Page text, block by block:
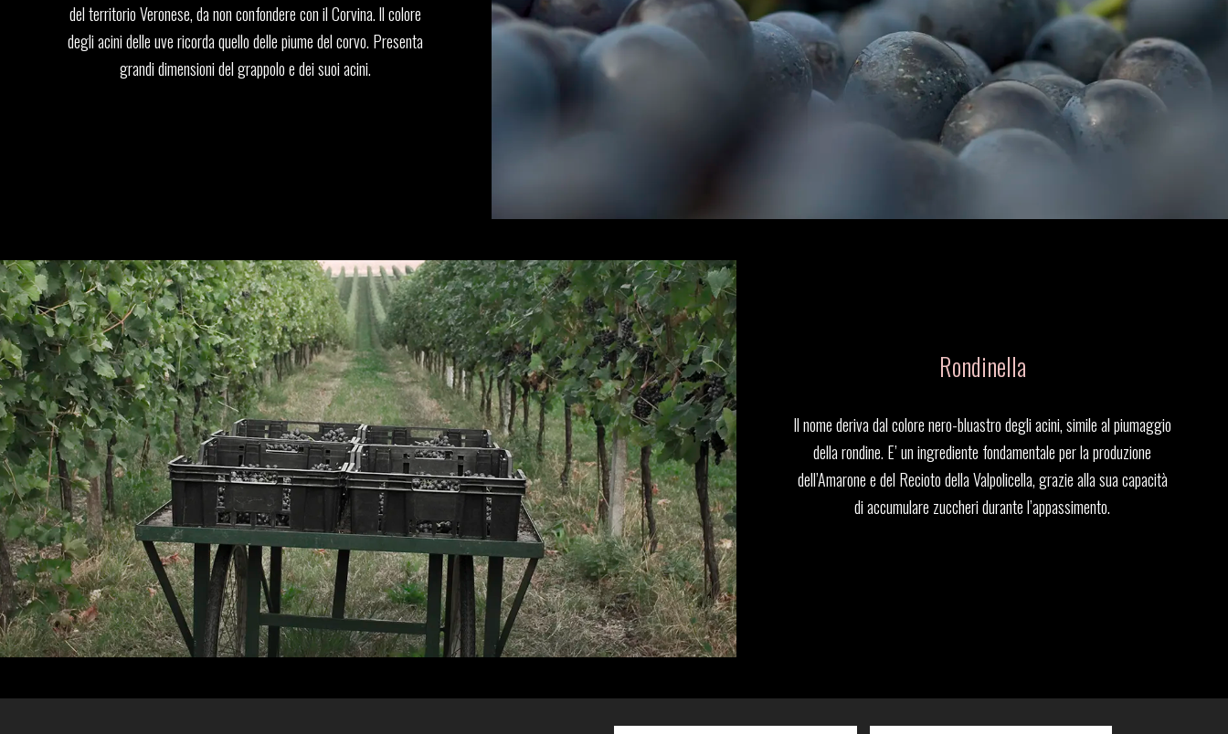
del territorio Veronese, da non confondere con il Corvina. ll colore
degli acini delle uve ricorda quello delle piume del corvo. Presenta
grandi dimensioni del grappolo e dei suoi acini.
Rondinella
Il nome deriva dal colore nero-bluastro degli acini, simile al piumaggio
della rondine. E’ un ingrediente fondamentale per la produzione
dell’Amarone e del Recioto della Valpolicella, grazie alla sua capacità
di accumulare zuccheri durante l’appassimento.